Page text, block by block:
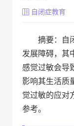
自闭症教育
摘要：自
发展障碍，其
感觉过敏会导
影响其生活质
觉过敏的应对
参考。